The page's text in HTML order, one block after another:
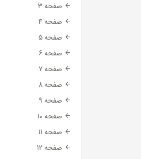
صفحه 3
صفحه 4
صفحه 5
صفحه 6
صفحه 7
صفحه 8
صفحه 9
صفحه 10
صفحه 11
صفحه 12